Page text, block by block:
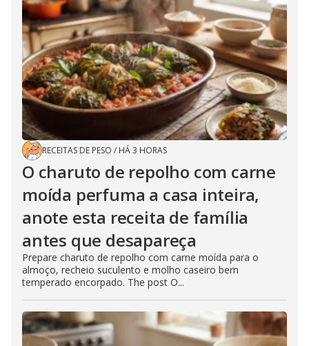
RECEITAS DE PESO / HÁ 3 HORAS
O charuto de repolho com carne
moída perfuma a casa inteira,
anote esta receita de família
antes que desapareça
Prepare charuto de repolho com carne moída para o
almoço, recheio suculento e molho caseiro bem
temperado encorpado. The post O...